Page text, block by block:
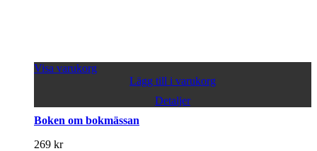
Visa varukorg
Lägg till i varukorg
Detaljer
Boken om bokmässan
269 kr